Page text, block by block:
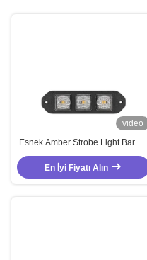
video
Esnek Amber Strobe Light Bar Su
geçirmez LED Uyarı Işık Çubuğu
9W
En İyi Fiyatı Alın